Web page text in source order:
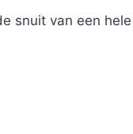
snuit van een